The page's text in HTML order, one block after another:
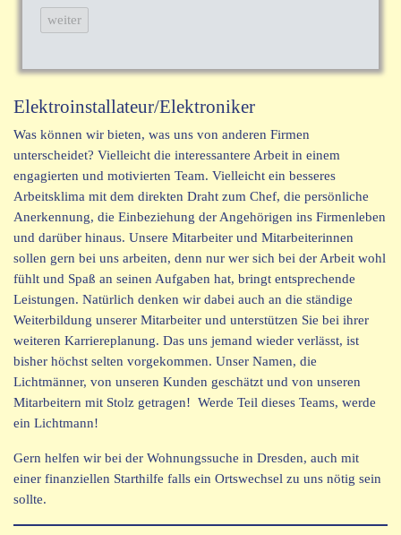
Elektroinstallateur/Elektroniker
Was können wir bieten, was uns von anderen Firmen
unterscheidet? Vielleicht die interessantere Arbeit in einem
engagierten und motivierten Team. Vielleicht ein besseres
Arbeitsklima mit dem direkten Draht zum Chef, die persönliche
Anerkennung, die Einbeziehung der Angehörigen ins Firmenleben
und darüber hinaus. Unsere Mitarbeiter und Mitarbeiterinnen
sollen gern bei uns arbeiten, denn nur wer sich bei der Arbeit wohl
fühlt und Spaß an seinen Aufgaben hat, bringt entsprechende
Leistungen. Natürlich denken wir dabei auch an die ständige
Weiterbildung unserer Mitarbeiter und unterstützen Sie bei ihrer
weiteren Karriereplanung. Das uns jemand wieder verlässt, ist
bisher höchst selten vorgekommen. Unser Namen, die
Lichtmänner, von unseren Kunden geschätzt und von unseren
Mitarbeitern mit Stolz getragen! Werde Teil dieses Teams, werde
ein Lichtmann!
Gern helfen wir bei der Wohnungssuche in Dresden, auch mit
einer finanziellen Starthilfe falls ein Ortswechsel zu uns nötig sein
sollte.